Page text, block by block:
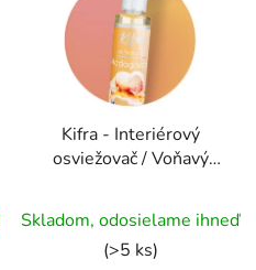
Kifra - Interiérový
osviežovač / Voňavý
Skladom, odosielame ihneď
(>5 ks)